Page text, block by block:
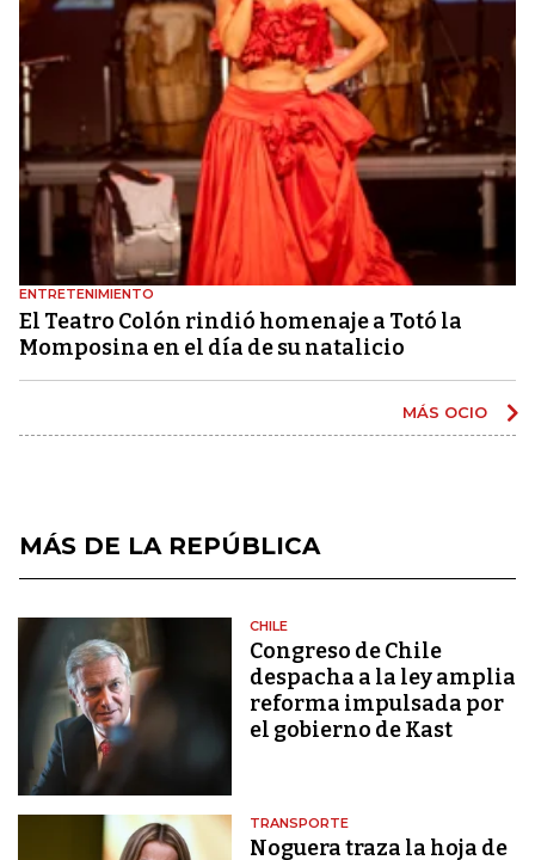
ENTRETENIMIENTO
El Teatro Colón rindió homenaje a Totó la
Momposina en el día de su natalicio
MÁS OCIO
MÁS DE LA REPÚBLICA
CHILE
Congreso de Chile
despacha a la ley amplia
reforma impulsada por
el gobierno de Kast
TRANSPORTE
Noguera traza la hoja de